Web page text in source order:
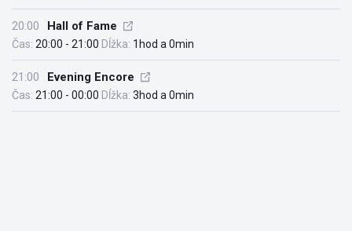
20:00 Hall of Fame
Čas: 20:00 - 21:00 Dĺžka: 1hod a 0min
21:00 Evening Encore
Čas: 21:00 - 00:00 Dĺžka: 3hod a 0min